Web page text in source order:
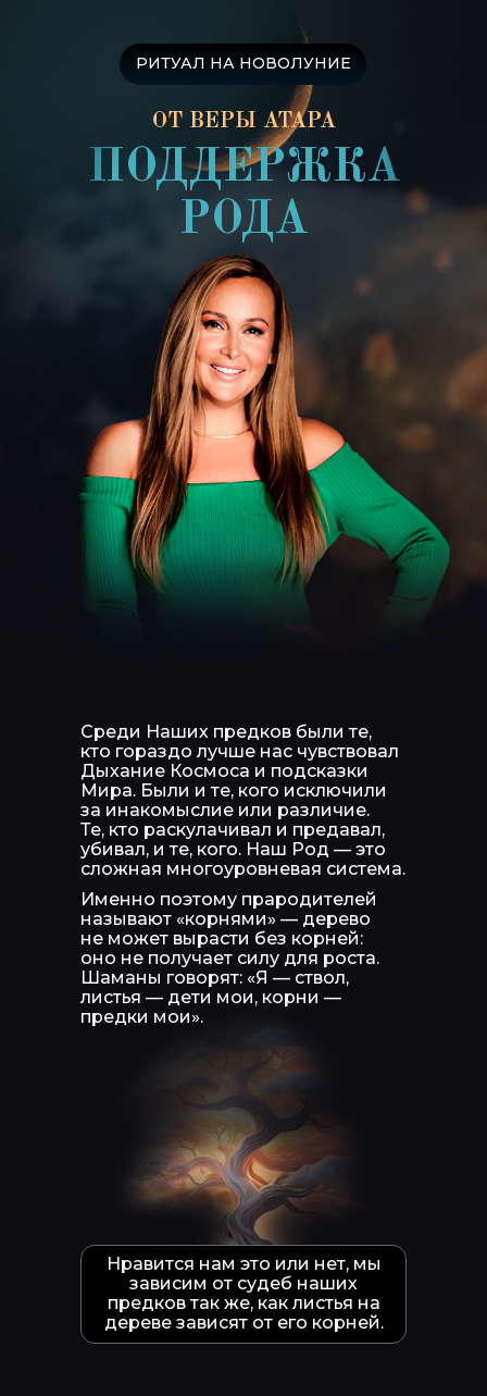
ПОДДЕРЖКА
РОДА
РИТУАЛ НА НОВОЛУНИЕ
ОТ ВЕРЫ АТАРА
Именно поэтому прародителей
называют «корнями» — дерево
не может вырасти без корней:
оно не получает силу для роста.
Шаманы говорят: «Я — ствол,
листья — дети мои, корни —
предки мои».
Среди Наших предков были те,
кто гораздо лучше нас чувствовал
Дыхание Космоса и подсказки
Мира. Были и те, кого исключили
за инакомыслие или различие.
Те, кто раскулачивал и предавал,
убивал, и те, кого. Наш Род — это
сложная многоуровневая система.
Нравится нам это или нет, мы
зависим от судеб наших
предков так же, как листья на
дереве зависят от его корней.